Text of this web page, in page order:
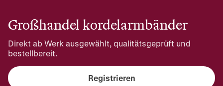
Großhandel kordelarmbänder
Direkt ab Werk ausgewählt, qualitätsgeprüft und
bestellbereit.
Registrieren